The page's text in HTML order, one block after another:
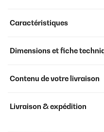
Caractéristiques
Dimensions et fiche
Contenu de votre livraison
Livraison & expédition